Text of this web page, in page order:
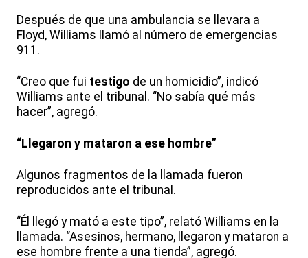
Después de que una ambulancia se llevara a
Floyd, Williams llamó al número de emergencias
911.
“Creo que fui testigo de un homicidio”, indicó
Williams ante el tribunal. “No sabía qué más
hacer”, agregó.
“Llegaron y mataron a ese hombre”
Algunos fragmentos de la llamada fueron
reproducidos ante el tribunal.
“Él llegó y mató a este tipo”, relató Williams en la
llamada. “Asesinos, hermano, llegaron y mataron a
ese hombre frente a una tienda”, agregó.